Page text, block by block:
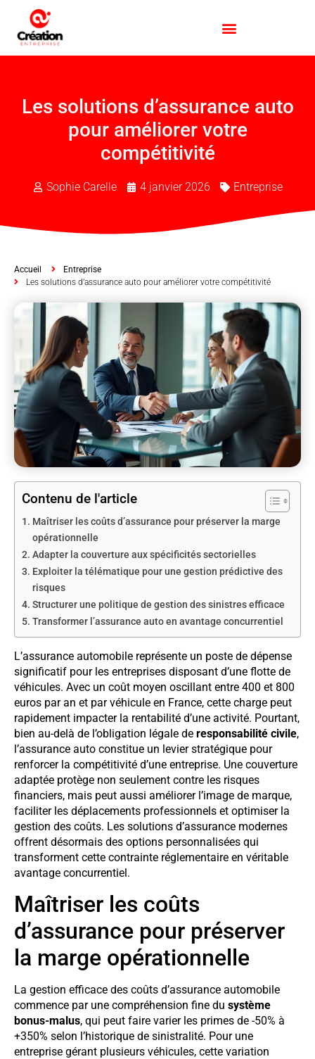
Les solutions d’assurance auto
pour améliorer votre
compétitivité
Sophie Carelle 4 janvier 2026 Entreprise
Accueil
Entreprise
Les solutions d’assurance auto pour améliorer votre compétitivité
Contenu de l'article
Maîtriser les coûts d’assurance pour préserver la marge
opérationnelle
Adapter la couverture aux spécificités sectorielles
Exploiter la télématique pour une gestion prédictive des
risques
Structurer une politique de gestion des sinistres efficace
Transformer l’assurance auto en avantage concurrentiel
L’assurance automobile représente un poste de dépense
significatif pour les entreprises disposant d’une flotte de
véhicules. Avec un coût moyen oscillant entre 400 et 800
euros par an et par véhicule en France, cette charge peut
rapidement impacter la rentabilité d’une activité. Pourtant,
bien au-delà de l’obligation légale de responsabilité civile,
l’assurance auto constitue un levier stratégique pour
renforcer la compétitivité d’une entreprise. Une couverture
adaptée protège non seulement contre les risques
financiers, mais peut aussi améliorer l’image de marque,
faciliter les déplacements professionnels et optimiser la
gestion des coûts. Les solutions d’assurance modernes
offrent désormais des options personnalisées qui
transforment cette contrainte réglementaire en véritable
avantage concurrentiel.
Maîtriser les coûts
d’assurance pour préserver
la marge opérationnelle
La gestion efficace des coûts d’assurance automobile
commence par une compréhension fine du système
bonus-malus, qui peut faire varier les primes de -50% à
+350% selon l’historique de sinistralité. Pour une
entreprise gérant plusieurs véhicules, cette variation